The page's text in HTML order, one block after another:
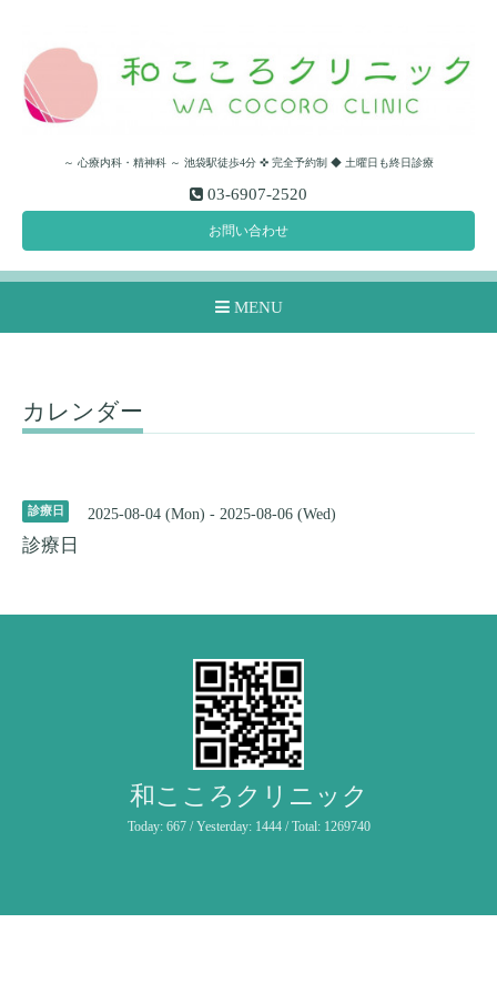
～ 心療内科・精神科 ～ 池袋駅徒歩4分 ✜ 完全予約制 ◆ 土曜日も終日診療
03-6907-2520
お問い合わせ
MENU
カレンダー
診療日 2025-08-04 (Mon) - 2025-08-06 (Wed)
診療日
和こころクリニック
Today: 667/ Yesterday: 1444/ Total: 1269740